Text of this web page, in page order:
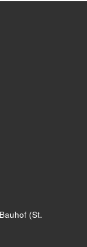
(St.